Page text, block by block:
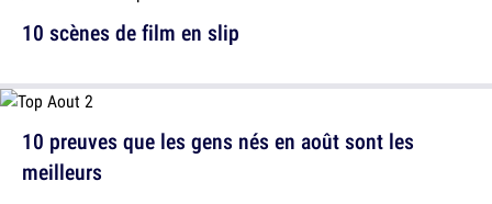
10 scènes de film en slip
10 preuves que les gens nés en août sont les
meilleurs